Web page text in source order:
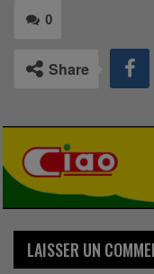
0
Share
LAISSER UN